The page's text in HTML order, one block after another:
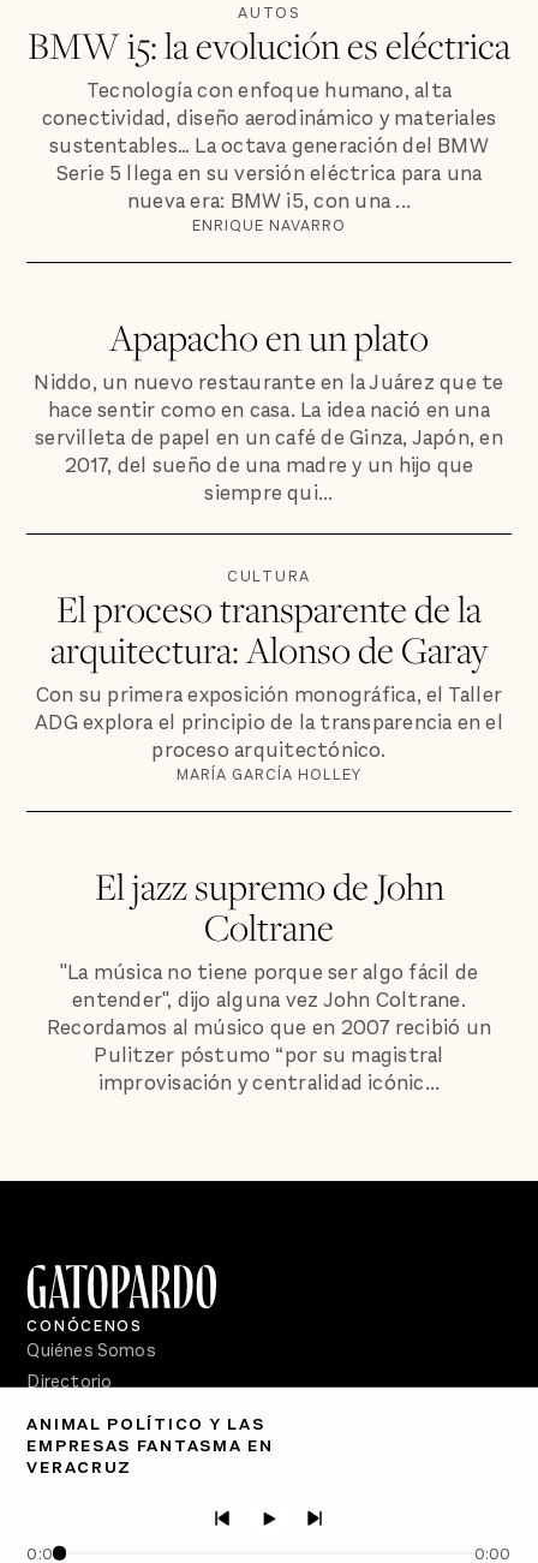
AUTOS
BMW i5: la evolución es eléctrica
Tecnología con enfoque humano, alta
conectividad, diseño aerodinámico y materiales
sustentables… La octava generación del BMW
Serie 5 llega en su versión eléctrica para una
nueva era: BMW i5, con una ...
ENRIQUE NAVARRO
Apapacho en un plato
Niddo, un nuevo restaurante en la Juárez que te
hace sentir como en casa. La idea nació en una
servilleta de papel en un café de Ginza, Japón, en
2017, del sueño de una madre y un hijo que
siempre qui...
CULTURA
El proceso transparente de la
arquitectura: Alonso de Garay
Con su primera exposición monográfica, el Taller
ADG explora el principio de la transparencia en el
proceso arquitectónico.
MARÍA GARCÍA HOLLEY
El jazz supremo de John
Coltrane
"La música no tiene porque ser algo fácil de
entender", dijo alguna vez John Coltrane.
Recordamos al músico que en 2007 recibió un
Pulitzer póstumo “por su magistral
improvisación y centralidad icónic...
ANIMAL POLÍTICO Y LAS
EMPRESAS FANTASMA EN
VERACRUZ
0:00 0:00
CONÓCENOS
Quiénes Somos
Directorio
PÓDCASTS
Semanario Gatopardo